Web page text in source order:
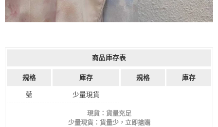
商品庫存表
規格 庫存 規格 庫存
藍 少量現貨
現貨：貨量充足
少量現貨：貨量少，立即搶購